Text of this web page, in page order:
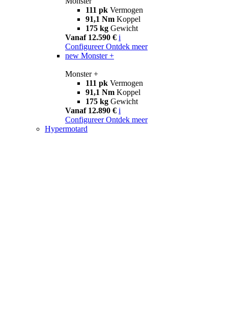
111 pk Vermogen
91,1 Nm Koppel
175 kg Gewicht
Vanaf 12.590 € i
Configureer Ontdek meer
new Monster +
Monster +
111 pk Vermogen
91,1 Nm Koppel
175 kg Gewicht
Vanaf 12.890 € i
Configureer Ontdek meer
Hypermotard